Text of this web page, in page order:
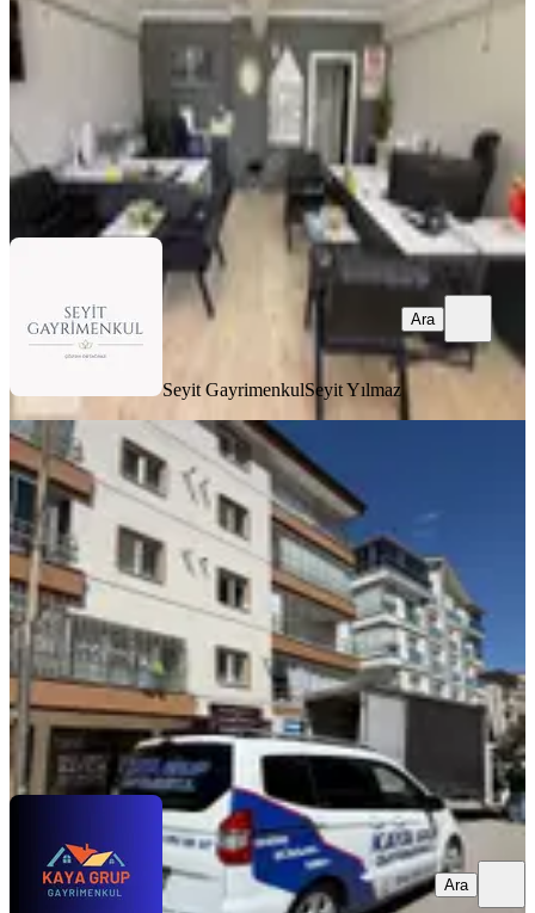
2 Oda·55 m² ·Düz Giriş (Zemin) 27.04.2026
7.500.000 ₺
Seyit GayrimenkulSeyit Yılmaz
Seyit GayrimenkulSeyit Yılmaz
Ara
%3
Kaya Grup'tan Cadde Güzargahı Her
Türlü Takasa Açık Dükkan
Mamak, Durali Alıç Mahallesi
1 Oda· 131 m² ·Düz Giriş (Zemin)·22.06.2026
4.799.000 ₺4.950.000 ₺
Kaya Grup GayrimenkulTarık Kaya
Ara
Ara